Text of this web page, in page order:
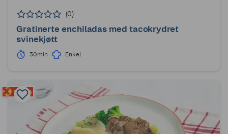
(0)
Gratinerte enchiladas med tacokrydret
svinekjøtt
30min Enkel